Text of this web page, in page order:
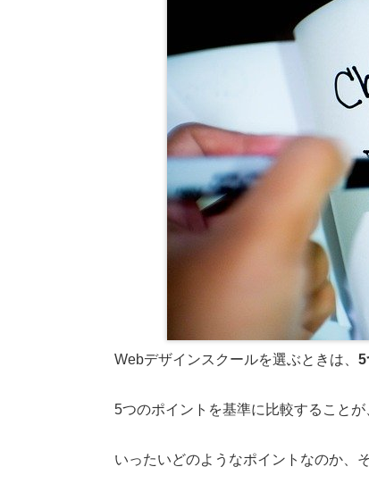
Webデザインスクールを選ぶときは、 5
5つのポイントを基準に比較することが
いったいどのようなポイントなのか、